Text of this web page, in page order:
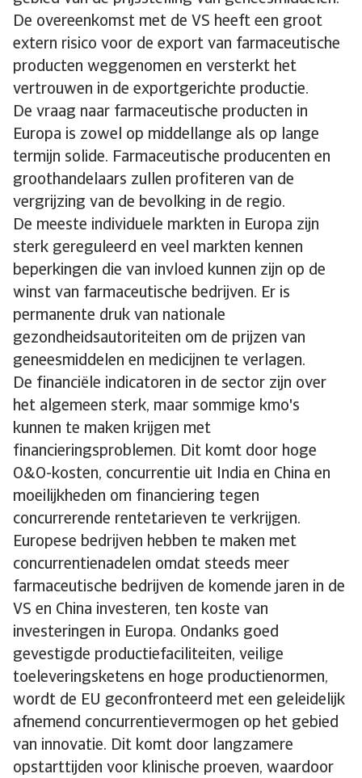
De overeenkomst met de VS heeft een groot
extern risico voor de export van farmaceutische
producten weggenomen en versterkt het
vertrouwen in de exportgerichte productie.
De vraag naar farmaceutische producten in
Europa is zowel op middellange als op lange
termijn solide. Farmaceutische producenten en
groothandelaars zullen profiteren van de
vergrijzing van de bevolking in de regio.
De meeste individuele markten in Europa zijn
sterk gereguleerd en veel markten kennen
beperkingen die van invloed kunnen zijn op de
winst van farmaceutische bedrijven. Er is
permanente druk van nationale
gezondheidsautoriteiten om de prijzen van
geneesmiddelen en medicijnen te verlagen.
De financiële indicatoren in de sector zijn over
het algemeen sterk, maar sommige kmo's
kunnen te maken krijgen met
financieringsproblemen. Dit komt door hoge
O&O-kosten, concurrentie uit India en China en
moeilijkheden om financiering tegen
concurrerende rentetarieven te verkrijgen.
Europese bedrijven hebben te maken met
concurrentienadelen omdat steeds meer
farmaceutische bedrijven de komende jaren in de
VS en China investeren, ten koste van
investeringen in Europa. Ondanks goed
gevestigde productiefaciliteiten, veilige
toeleveringsketens en hoge productienormen,
wordt de EU geconfronteerd met een geleidelijk
afnemend concurrentievermogen op het gebied
van innovatie. Dit komt door langzamere
opstarttijden voor klinische proeven, waardoor